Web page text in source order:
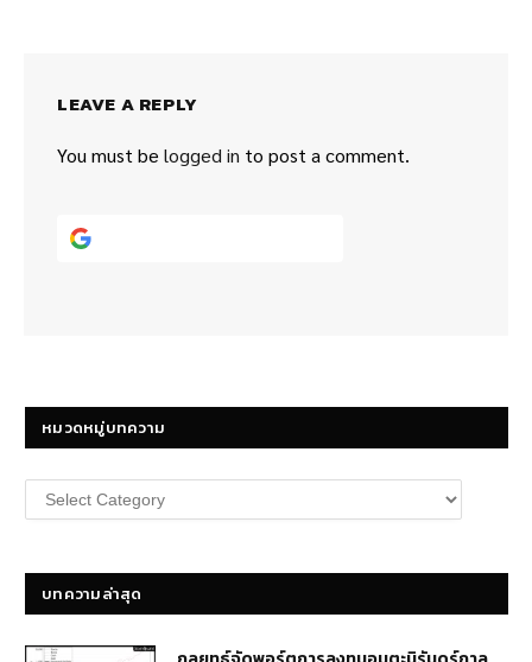
LEAVE A REPLY
You must be logged in to post a comment.
หมวดหมู่บทความ
หมวด
หมู่
บทความล่าสุด